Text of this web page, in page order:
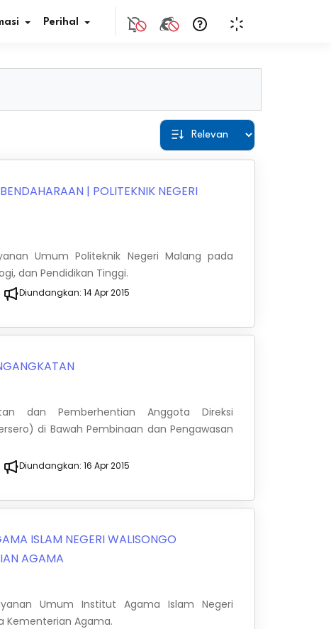
JDIH
Perihal
| POLITEKNIK NEGERI
Umum Politeknik Negeri Malang pada
dan Pendidikan Tinggi.
Diundangkan:14 Apr 2015
dan Pemberhentian Anggota Direksi
di Bawah Pembinaan dan Pengawasan
Diundangkan:16 Apr 2015
ISLAM NEGERI WALISONGO
AGAMA
Umum Institut Agama Islam Negeri
Kementerian Agama.